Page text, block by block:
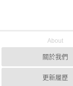
About
關於我們
更新履歷